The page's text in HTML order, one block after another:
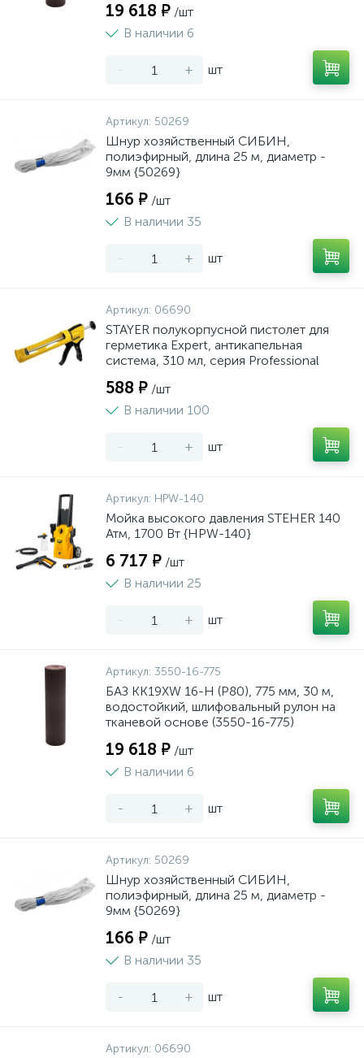
19 618 ₽ /шт
В наличии 6
- + шт
Артикул: 50269
Шнур хозяйственный СИБИН,
полиэфирный, длина 25 м, диаметр -
9мм {50269}
166 ₽ /шт
В наличии 35
- + шт
Артикул: 06690
STAYER полукорпусной пистолет для
герметика Expert, антикапельная
система, 310 мл, серия Professional
588 ₽ /шт
В наличии 100
- + шт
Артикул: HPW-140
Мойка высокого давления STEHER 140
Атм, 1700 Вт {HPW-140}
6 717 ₽ /шт
В наличии 25
- + шт
Артикул: 3550-16-775
БАЗ KK19XW 16-H (Р80), 775 мм, 30 м,
водостойкий, шлифовальный рулон на
тканевой основе (3550-16-775)
19 618 ₽ /шт
В наличии 6
- + шт
Артикул: 50269
Шнур хозяйственный СИБИН,
полиэфирный, длина 25 м, диаметр -
9мм {50269}
166 ₽ /шт
В наличии 35
- + шт
Артикул: 06690